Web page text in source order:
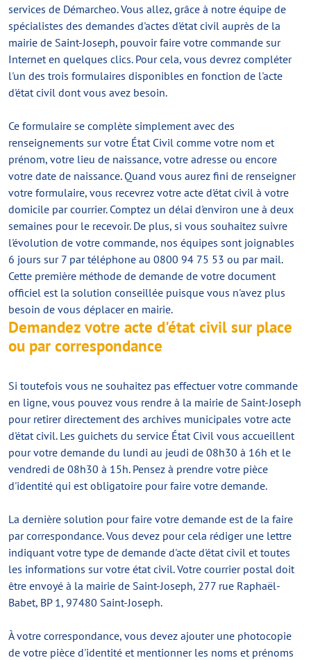
services de Démarcheo. Vous allez, grâce à notre équipe de
spécialistes des demandes d'actes d'état civil auprès de la
mairie de Saint-Joseph, pouvoir faire votre commande sur
Internet en quelques clics. Pour cela, vous devrez compléter
l'un des trois formulaires disponibles en fonction de l'acte
d'état civil dont vous avez besoin.
Ce formulaire se complète simplement avec des
renseignements sur votre État Civil comme votre nom et
prénom, votre lieu de naissance, votre adresse ou encore
votre date de naissance. Quand vous aurez fini de renseigner
votre formulaire, vous recevrez votre acte d'état civil à votre
domicile par courrier. Comptez un délai d'environ une à deux
semaines pour le recevoir. De plus, si vous souhaitez suivre
l'évolution de votre commande, nos équipes sont joignables
6 jours sur 7 par téléphone au 0800 94 75 53 ou par mail.
Cette première méthode de demande de votre document
officiel est la solution conseillée puisque vous n'avez plus
besoin de vous déplacer en mairie.
Demandez votre acte d'état civil sur place
ou par correspondance
Si toutefois vous ne souhaitez pas effectuer votre commande
en ligne, vous pouvez vous rendre à la mairie de Saint-Joseph
pour retirer directement des archives municipales votre acte
d'état civil. Les guichets du service État Civil vous accueillent
pour votre demande du lundi au jeudi de 08h30 à 16h et le
vendredi de 08h30 à 15h. Pensez à prendre votre pièce
d'identité qui est obligatoire pour faire votre demande.
La dernière solution pour faire votre demande est de la faire
par correspondance. Vous devez pour cela rédiger une lettre
indiquant votre type de demande d'acte d'état civil et toutes
les informations sur votre état civil. Votre courrier postal doit
être envoyé à la mairie de Saint-Joseph, 277 rue Raphaël-
Babet, BP 1, 97480 Saint-Joseph.
À votre correspondance, vous devez ajouter une photocopie
de votre pièce d'identité et mentionner les noms et prénoms